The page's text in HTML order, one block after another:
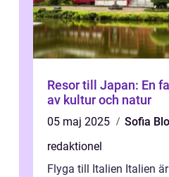
Resor till Japan: En
av kultur och natur
05 maj 2025
Sofia
redaktionel
Flyga till Italien Italien